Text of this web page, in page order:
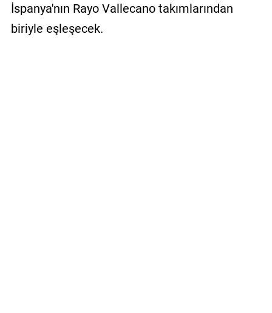
İspanya'nın Rayo Vallecano takımlarından
biriyle eşleşecek.